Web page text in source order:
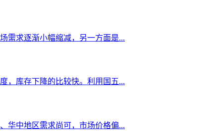
需求逐渐小幅缩减，另一方面是...
，库存下降的比较快。利用国五...
华中地区需求尚可，市场价格偏...